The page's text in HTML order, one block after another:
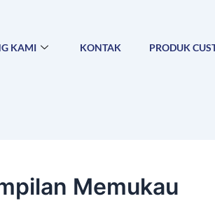
KAMI KONTAK PRODUK
Memukau